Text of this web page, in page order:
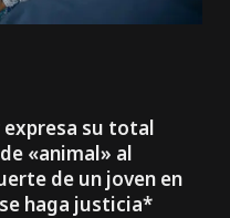
expresa su total
«animal» al
de un joven en
haga justicia*